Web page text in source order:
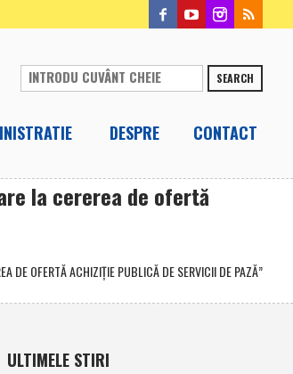
SEARCH
DESPRE CONTACT
la cererea de ofertă
DE OFERTĂ ACHIZIŢIE PUBLICĂ DE SERVICII DE PAZĂ”
ULTIMELE STIRI